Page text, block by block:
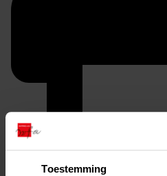
Toestemming
Printen